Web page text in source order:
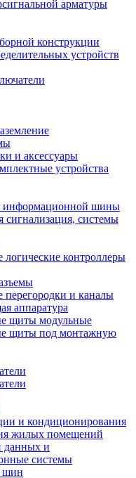
арматуры
конструкции
устройств
и аксессуары
устройства
информационной шины
системы
контроллеры
и каналы
аппаратура
щиты модульные
щиты под монтажную
и кондиционирования
жилых помещений
данных и
системы
шин